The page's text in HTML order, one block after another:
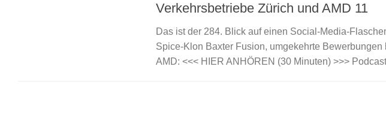
Verkehrsbetriebe Zürich und AMD 11
Das ist der 284. Blick auf einen Social-Media-
Spice-Klon Baxter Fusion, umgekehrte
AMD: <<< HIER ANHÖREN (30 Minuten) >>>